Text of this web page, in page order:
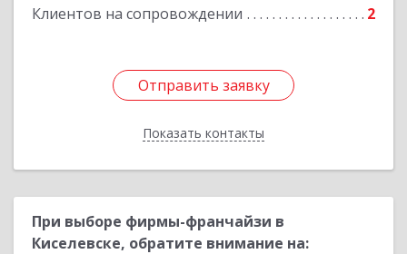
Клиентов на сопровождении 2
Отправить заявку
Показать контакты
Подробнее
Отправить заявку
Назад
При выборе фирмы-франчайзи в
Киселевске, обратите внимание на: